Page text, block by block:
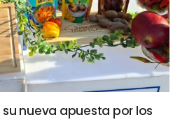
nueva apuesta por los